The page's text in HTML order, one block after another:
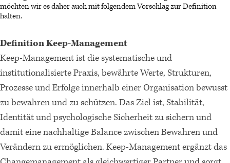
möchten wir es daher auch mit folgendem Vorschlag zur Definition
halten.
Definition Keep-Management
Keep-Management ist die systematische und
institutionalisierte Praxis, bewährte Werte, Strukturen,
Prozesse und Erfolge innerhalb einer Organisation bewusst
zu bewahren und zu schützen. Das Ziel ist, Stabilität,
Identität und psychologische Sicherheit zu sichern und
damit eine nachhaltige Balance zwischen Bewahren und
Verändern zu ermöglichen. Keep-Management ergänzt das